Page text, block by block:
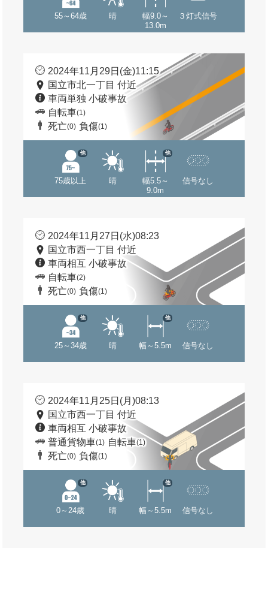
55～64歳 晴
幅9.0～
13.0m
３灯式信号
2024年11月29日(金)11:15
国立市北一丁目 付近
車両単独 小破事故
自転車(1)
死亡(0) 負傷(1)
75歳以上
他
晴
幅5.5～
9.0m
他
信号なし
2024年11月27日(水)08:23
国立市西一丁目 付近
車両相互 小破事故
自転車(2)
死亡(0) 負傷(1)
25～34歳
他
晴 幅～5.5m
他
信号なし
2024年11月25日(月)08:13
国立市西一丁目 付近
車両相互 小破事故
普通貨物車(1) 自転車(1)
死亡(0) 負傷(1)
0～24歳
他
晴 幅～5.5m
他
信号なし